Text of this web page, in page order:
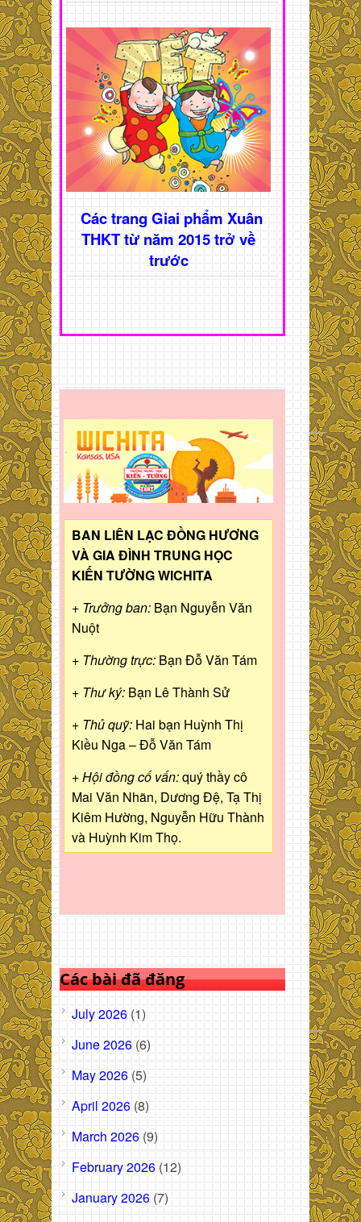
Các trang Giai phẩm Xuân
THKT từ năm 2015 trở về
trước
BAN LIÊN LẠC ĐỒNG HƯƠNG
VÀ GIA ĐÌNH TRUNG HỌC
KIẾN TƯỜNG WICHITA
+ Trưởng ban: Bạn Nguyễn Văn
Nuột
+ Thường trực: Bạn Đỗ Văn Tám
+ Thư ký: Bạn Lê Thành Sử
+ Thủ quỹ: Hai bạn Huỳnh Thị
Kiều Nga – Đỗ Văn Tám
+ Hội đồng cố vấn:quý thầy cô
Mai Văn Nhãn, Dương Đệ, Tạ Thị
Kiêm Hường, Nguyễn Hữu Thành
và Huỳnh Kim Thọ.
Các bài đã đăng
July 2026 (1)
June 2026 (6)
May 2026 (5)
April 2026 (8)
March 2026 (9)
February 2026 (12)
January 2026 (7)